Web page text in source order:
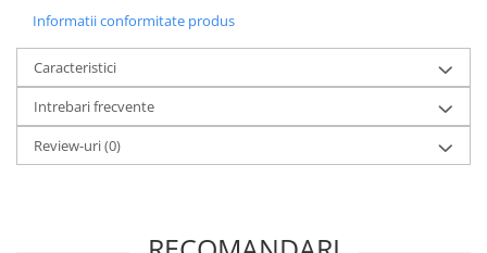
Formulare tipizate
Caiete si blocnotesuri
personalizate
Stampile, tusiere si tus
Protectia muncii si Imbracaminte
Imbracaminte
Informatii conformitate produs
Caracteristici
Intrebari frecvente
Review-uri(0)